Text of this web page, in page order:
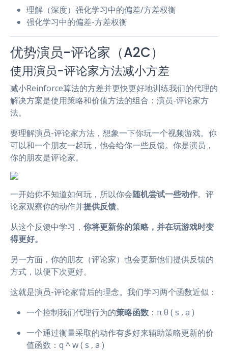
理解（深度）强化学习中的偏差/方差权衡
强化学习中的偏差-方差权衡
优势演员-评论家（A2C）
使用演员-评论家方法减小方差
减小Reinforce算法的方差并更快更好地训练我们的代理的
解决方案是使用策略和价值方法的组合：演员-评论家方
法。
要理解演员-评论家方法，想象一下你玩一个视频游戏。你
可以和一个朋友一起玩，他会给你一些反馈。你是演员，
你的朋友是评论家。
一开始你不知道如何玩，所以你会随机尝试一些动作。评
论家观察你的动作并提供反馈。
从这个反馈中学习， 你将更新你的策略，并在玩游戏时变
得更好。
另一方面，你的朋友（评论家）也会更新他们提供反馈的
方式，以便下次更好。
这就是演员-评论家背后的理念。我们学习两个函数近似：
一个控制我们代理行为的策略函数 ：π θ ( s , a )
一个通过衡量采取的动作有多好来辅助策略更新的价
值函数：q ^ w ( s , a )